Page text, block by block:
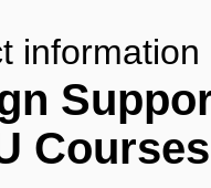
information
Courses